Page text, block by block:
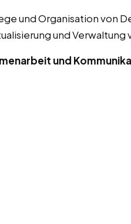
und Organisation von
und
und